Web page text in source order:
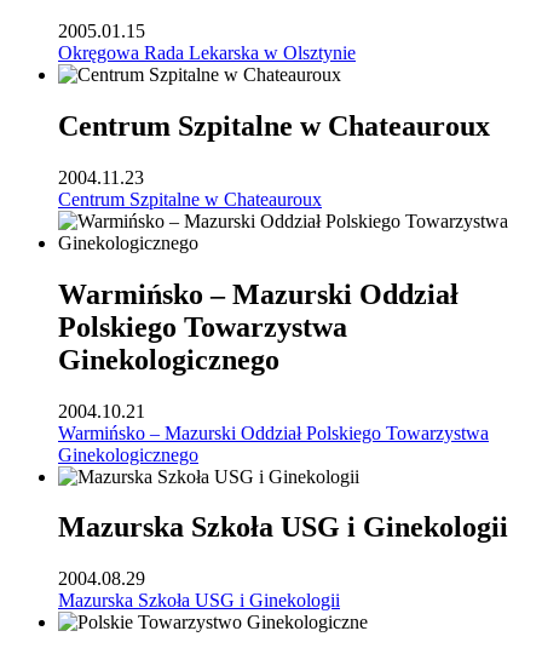
2005.01.15
Okręgowa Rada Lekarska w Olsztynie
Centrum Szpitalne w Chateauroux
2004.11.23
Centrum Szpitalne w Chateauroux
Warmińsko – Mazurski Oddział
Polskiego Towarzystwa
Ginekologicznego
2004.10.21
Warmińsko – Mazurski Oddział Polskiego Towarzystwa
Ginekologicznego
Mazurska Szkoła USG i Ginekologii
2004.08.29
Mazurska Szkoła USG i Ginekologii